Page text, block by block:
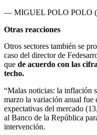
— MIGUEL POLO POLO
Otras reacciones
Otros sectores también se
caso del director de
que de acuerdo con las
techo.
“Malas noticias: la inflación
marzo la variación anual fue
expectativas del mercado
al Banco de la República
intervención.